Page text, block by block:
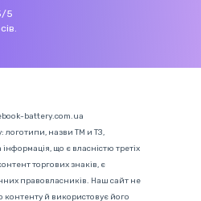
/5
battery.com.ua
логотипи, назви ТМ и ТЗ,
інформація, що є власністю третіх
торгових знаків, є
правовласників. Наш сайт не
контенту й використовує його